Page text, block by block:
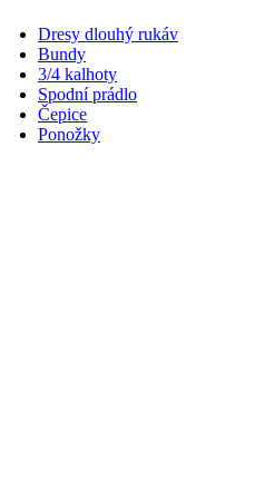
Dresy dlouhý rukáv
Bundy
3/4 kalhoty
Spodní prádlo
Čepice
Ponožky